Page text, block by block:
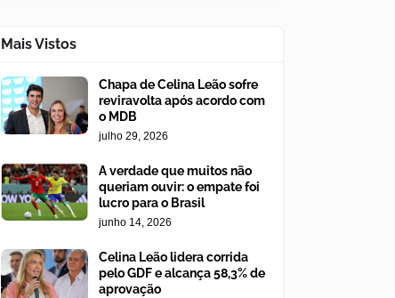
Mais Vistos
Chapa de Celina Leão sofre
reviravolta após acordo com
o MDB
julho 29, 2026
A verdade que muitos não
queriam ouvir: o empate foi
lucro para o Brasil
junho 14, 2026
Celina Leão lidera corrida
pelo GDF e alcança 58,3% de
aprovação